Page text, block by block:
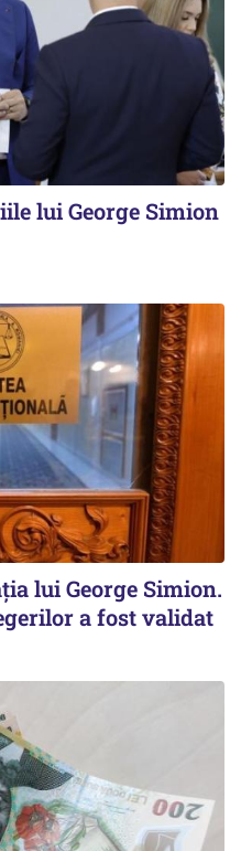
lui George Simion
lui George Simion.
a fost validat